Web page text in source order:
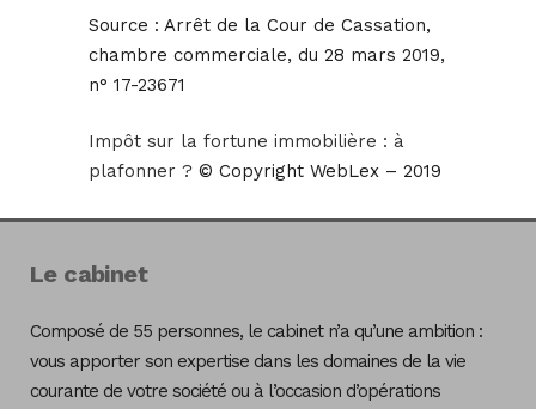
Source : Arrêt de la Cour de Cassation,
chambre commerciale, du 28 mars 2019,
n° 17-23671
Impôt sur la fortune immobilière : à
plafonner ? © Copyright WebLex – 2019
Le cabinet
Composé de 55 personnes, le cabinet n’a qu’une ambition :
vous apporter son expertise dans les domaines de la vie
courante de votre société ou à l’occasion d’opérations